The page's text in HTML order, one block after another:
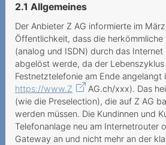
2.1 Allgemeines
Der Anbieter Z AG informierte im
Öffentlichkeit, dass die
(analog und ISDN) durch das Internet
abgelöst werde, da der
Festnetztelefonie am Ende angelangt
https://www.Z
AG.ch/xxx). Das
(wie die Preselection), die auf Z AG
werden müssen. Die Kundinnen und
Telefonanlage neu am Internetrouter
Gateway an und nicht mehr an der
ohne
Kündigung
Mieux vaut
qu'une
Conditions
complexes